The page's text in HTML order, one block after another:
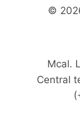
©
Mcal.
Central